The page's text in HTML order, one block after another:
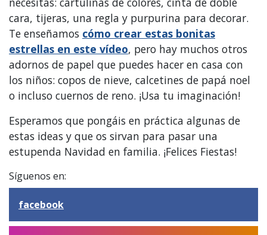
cara, tijeras, una regla y purpurina para decorar.
Te enseñamos cómo crear estas bonitas
estrellas en este vídeo, pero hay muchos otros
adornos de papel que puedes hacer en casa con
los niños: copos de nieve, calcetines de papá noel
o incluso cuernos de reno. ¡Usa tu imaginación!
Esperamos que pongáis en práctica algunas de
estas ideas y que os sirvan para pasar una
estupenda Navidad en familia. ¡Felices Fiestas!
Síguenos en:
facebook